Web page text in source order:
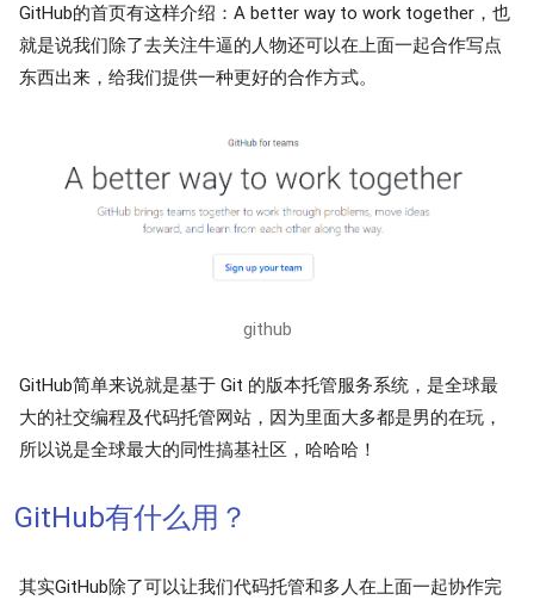
GitHub的首页有这样介绍：A better way to work together，也
就是说我们除了去关注牛逼的人物还可以在上面一起合作写点
东西出来，给我们提供一种更好的合作方式。
github
GitHub简单来说就是基于 Git 的版本托管服务系统，是全球最
大的社交编程及代码托管网站，因为里面大多都是男的在玩，
所以说是全球最大的同性搞基社区，哈哈哈！
GitHub有什么用？
其实GitHub除了可以让我们代码托管和多人在上面一起协作完